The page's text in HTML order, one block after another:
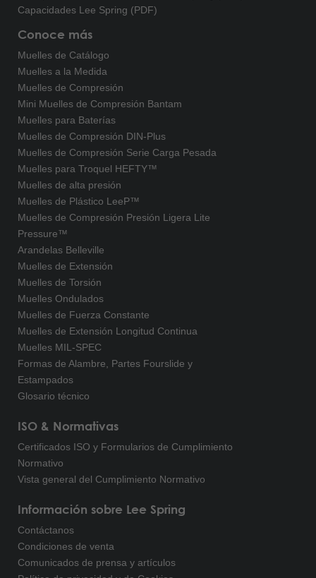
Capacidades Lee Spring (PDF)
Conoce más
Muelles de Catálogo
Muelles a la Medida
Muelles de Compresión
Mini Muelles de Compresión Bantam
Muelles para Baterías
Muelles de Compresión DIN-Plus
Muelles de Compresión Serie Carga Pesada
Muelles para Troquel HEFTY™
Muelles de alta presión
Muelles de Plástico LeeP™
Muelles de Compresión Presión Ligera Lite
Pressure™
Arandelas Belleville
Muelles de Extensión
Muelles de Torsión
Muelles Ondulados
Muelles de Fuerza Constante
Muelles de Extensión Longitud Continua
Muelles MIL-SPEC
Formas de Alambre, Partes Fourslide y
Estampados
Glosario técnico
ISO & Normativas
Certificados ISO y Formularios de Cumplimiento
Normativo
Vista general del Cumplimiento Normativo
Información sobre Lee Spring
Contáctanos
Condiciones de venta
Comunicados de prensa y artículos